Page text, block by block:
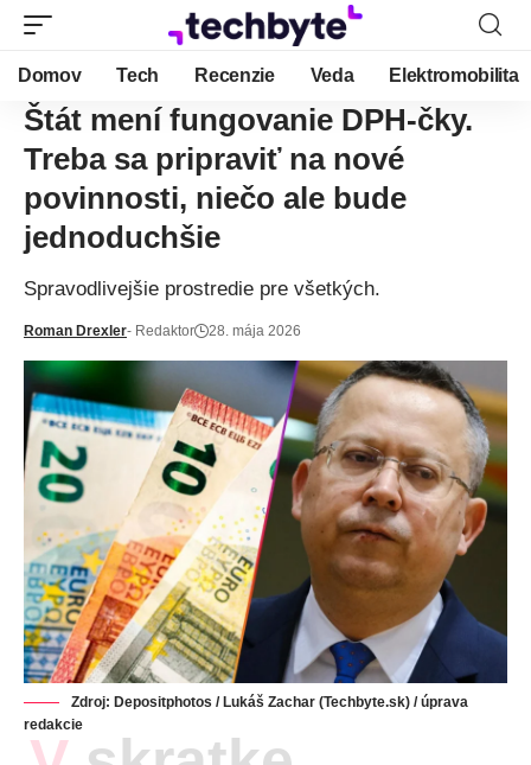
Domov Tech Recenzie Veda Elektromobilita
Štát mení fungovanie DPH-čky.
Treba sa pripraviť na nové
povinnosti, niečo ale bude
jednoduchšie
Spravodlivejšie prostredie pre všetkých.
Roman Drexler- Redaktor 28. mája 2026
Zdroj: Depositphotos / Lukáš Zachar (Techbyte.sk) / úprava
redakcie